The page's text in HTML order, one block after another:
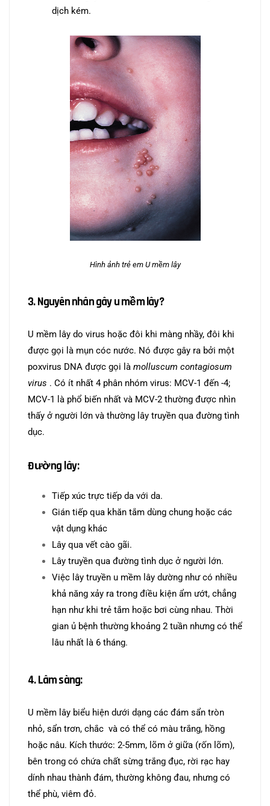
dịch kém.
Hình ảnh trẻ em U mềm lây
3. Nguyên nhân gây u mềm lây?
U mềm lây do virus hoặc đôi khi màng nhầy, đôi khi
được gọi là mụn cóc nước. Nó được gây ra bởi một
poxvirus DNA được gọi là molluscum contagiosum
virus . Có ít nhất 4 phân nhóm virus: MCV-1 đến -4;
MCV-1 là phổ biến nhất và MCV-2 thường được nhìn
thấy ở người lớn và thường lây truyền qua đường tình
dục.
Đường lây:
Tiếp xúc trực tiếp da với da.
Gián tiếp qua khăn tắm dùng chung hoặc các
vật dụng khác
Lây qua vết cào gãi.
Lây truyền qua đường tình dục ở người lớn.
Việc lây truyền u mềm lây dường như có nhiều
khả năng xảy ra trong điều kiện ẩm ướt, chẳng
hạn như khi trẻ tắm hoặc bơi cùng nhau. Thời
gian ủ bệnh thường khoảng 2 tuần nhưng có thể
lâu nhất là 6 tháng.
4. Lâm sàng:
U mềm lây biểu hiện dưới dạng các đám sẩn tròn
nhỏ, sẩn trơn, chắc và có thể có màu trắng, hồng
hoặc nâu. Kích thước: 2-5mm, lõm ở giữa (rốn lõm),
bên trong có chứa chất sừng trắng đục, rời rạc hay
dính nhau thành đám, thường không đau, nhưng có
thể phù, viêm đỏ.